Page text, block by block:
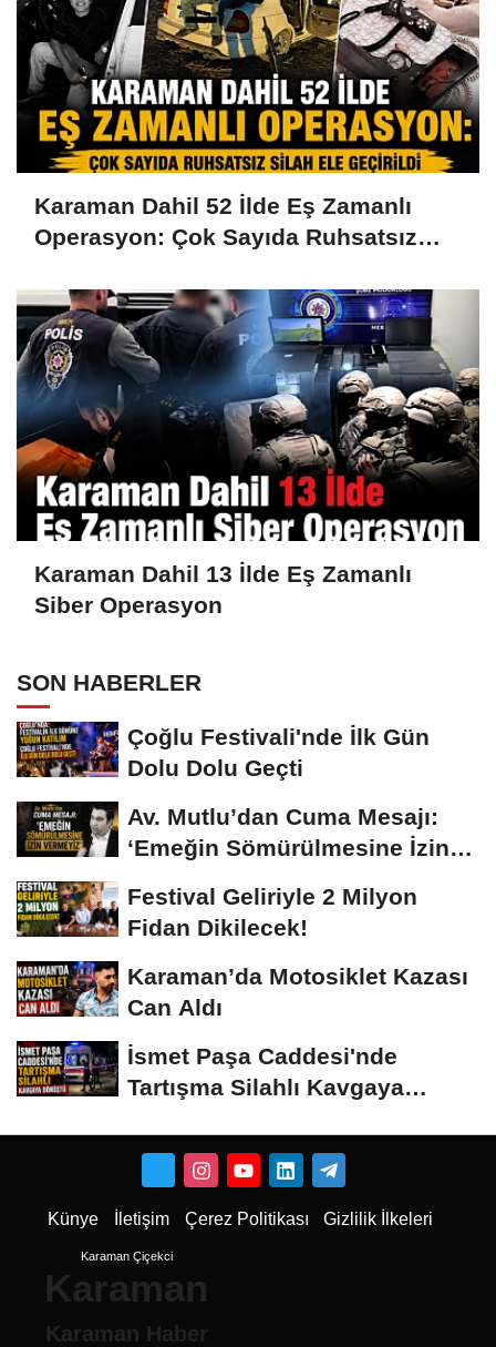
Karaman Dahil 52 İlde Eş Zamanlı
Operasyon: Çok Sayıda Ruhsatsız
Karaman Dahil 13 İlde Eş Zamanlı
Siber Operasyon
SON HABERLER
Çoğlu Festivali'nde İlk Gün
Dolu Dolu Geçti
Av. Mutlu’dan Cuma Mesajı:
‘Emeğin Sömürülmesine İzin
Festival Geliriyle 2 Milyon
Fidan Dikilecek!
Karaman’da Motosiklet Kazası
Can Aldı
İsmet Paşa Caddesi'nde
Tartışma Silahlı Kavgaya
Künye İletişim Çerez Politikası Gizlilik İlkeleri
Karaman Çiçekci
Karaman
Karaman Haber